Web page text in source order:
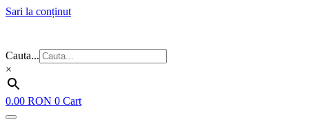
Sari la conținut
Cauta...
×
0.00 RON 0 Cart